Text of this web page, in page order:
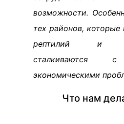
возможности.
тех районов,
рептилий и
сталкиваются с
экономическими
Что нам